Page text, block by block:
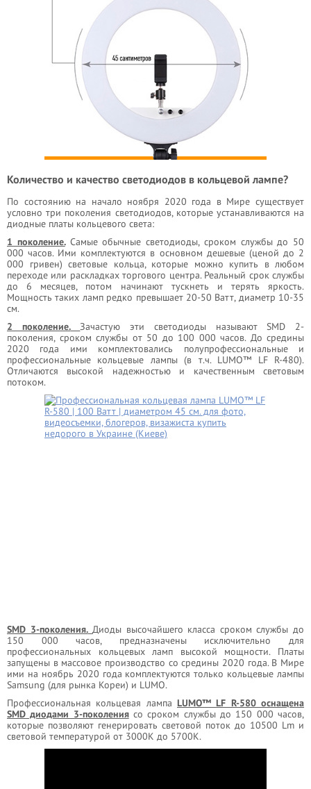
Количество и качество светодиодов в кольцевой лампе?
По состоянию на начало ноября 2020 года в Мире существует
условно три поколения светодиодов, которые устанавливаются на
диодные платы кольцевого света:
1 поколение. Самые обычные светодиоды, сроком службы до 50
000 часов. Ими комплектуются в основном дешевые (ценой до 2
000 гривен) световые кольца, которые можно купить в любом
переходе или раскладках торгового центра. Реальный срок службы
до 6 месяцев, потом начинают тускнеть и терять яркость.
Мощность таких ламп редко превышает 20-50 Ватт, диаметр 10-35
см.
2 поколение.
Зачастую эти светодиоды называют SMD 2-
поколения, сроком службы от 50 до 100 000 часов. До средины
2020 года ими комплектовались полупрофессиональные и
профессиональные кольцевые лампы (в т.ч. LUMO™ LF R-480).
Отличаются высокой надежностью и качественным световым
потоком.
SMD 3-поколения. Диоды высочайшего класса сроком службы до
150 000 часов, предназначены исключительно для
профессиональных кольцевых ламп высокой мощности. Платы
запущены в массовое производство со средины 2020 года. В Мире
ими на ноябрь 2020 года комплектуются только кольцевые лампы
Samsung (для рынка Кореи) и LUMO.
Профессиональная кольцевая лампа LUMO™ LF R-580 оснащена
SMD диодами 3-поколениясо сроком службы до 150 000 часов,
которые позволяют генерировать световой поток до 10500 Lm и
световой температурой от 3000К до 5700К.